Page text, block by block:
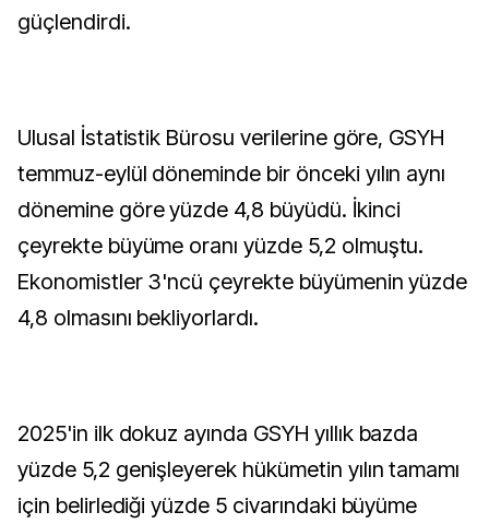
güçlendirdi.
Ulusal İstatistik Bürosu verilerine göre, GSYH
temmuz-eylül döneminde bir önceki yılın aynı
dönemine göre yüzde 4,8 büyüdü. İkinci
çeyrekte büyüme oranı yüzde 5,2 olmuştu.
Ekonomistler 3'ncü çeyrekte büyümenin yüzde
4,8 olmasını bekliyorlardı.
2025'in ilk dokuz ayında GSYH yıllık bazda
yüzde 5,2 genişleyerek hükümetin yılın tamamı
için belirlediği yüzde 5 civarındaki büyüme